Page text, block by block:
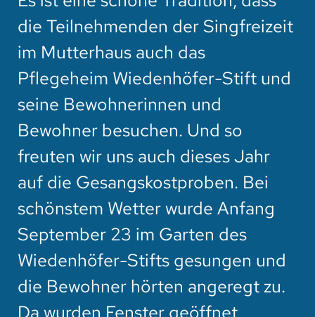
die Teilnehmenden der Singfreizeit
im Mutterhaus auch das
Pflegeheim Wiedenhöfer-Stift und
seine Bewohnerinnen und
Bewohner besuchen. Und so
freuten wir uns auch dieses Jahr
auf die Gesangskostproben. Bei
schönstem Wetter wurde Anfang
September 23 im Garten des
Wiedenhöfer-Stifts gesungen und
die Bewohner hörten angeregt zu.
Da wurden Fenster geöffnet,